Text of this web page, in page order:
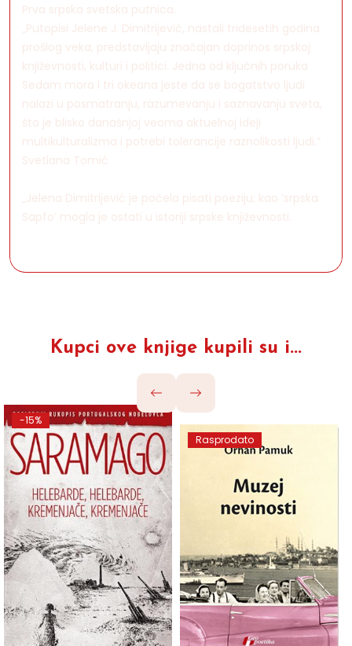
Prva srpska svetska putnica.
„Putopisi Jelene J. Dimitrijević, nastali tridesetih godina
prošlog veka, predstavljaju značajan doprinos srpskoj
književnosti, kulturi i politici. Jedna od ključnih poruka
Sedam mora i tri okeana jeste da se bogatstvo ljudi
nalazi u posmatranju, razumevanju i saznavanju sveta,
što je blisko današnjoj veoma aktuelnoj ideji
multikulturalizma i potrebi tolerancije raznolikosti ljudi.“
Svetlana Tomić
„Jelena Dimitrijević je počela pisati poeziju; kao ’srpska
Sapfo’ mogla je ostati u istoriji srpske književnosti.
Kupci ove knjige kupili su i...
-15%
Rasprodato